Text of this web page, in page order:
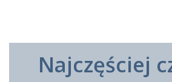
Najczęściej